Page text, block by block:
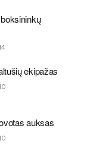
ekipažas
auksas